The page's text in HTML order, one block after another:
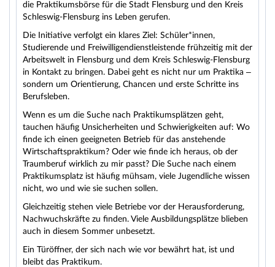
die Praktikumsbörse für die Stadt Flensburg und den Kreis
Schleswig-Flensburg ins Leben gerufen.
Die Initiative verfolgt ein klares Ziel: Schüler*innen,
Studierende und Freiwilligendienstleistende frühzeitig mit der
Arbeitswelt in Flensburg und dem Kreis Schleswig-Flensburg
in Kontakt zu bringen. Dabei geht es nicht nur um Praktika –
sondern um Orientierung, Chancen und erste Schritte ins
Berufsleben.
Wenn es um die Suche nach Praktikumsplätzen geht,
tauchen häufig Unsicherheiten und Schwierigkeiten auf: Wo
finde ich einen geeigneten Betrieb für das anstehende
Wirtschaftspraktikum? Oder wie finde ich heraus, ob der
Traumberuf wirklich zu mir passt? Die Suche nach einem
Praktikumsplatz ist häufig mühsam, viele Jugendliche wissen
nicht, wo und wie sie suchen sollen.
Gleichzeitig stehen viele Betriebe vor der Herausforderung,
Nachwuchskräfte zu finden. Viele Ausbildungsplätze blieben
auch in diesem Sommer unbesetzt.
Ein Türöffner, der sich nach wie vor bewährt hat, ist und
bleibt das Praktikum.